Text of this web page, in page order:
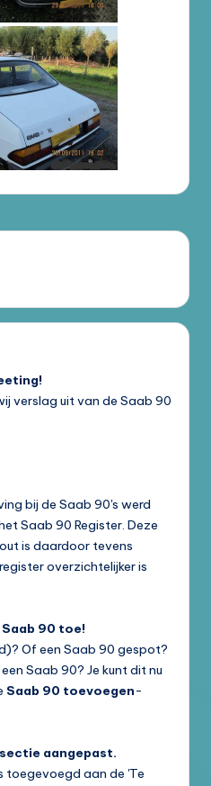
verslag uit van de Saab 90
bij de Saab 90's werd
Saab 90 Register. Deze
is daardoor tevens
overzichtelijker is
90 toe!
Of een Saab 90 gespot?
Saab 90? Je kunt dit nu
Saab 90 toevoegen-
aangepast.
toegevoegd aan de 'Te